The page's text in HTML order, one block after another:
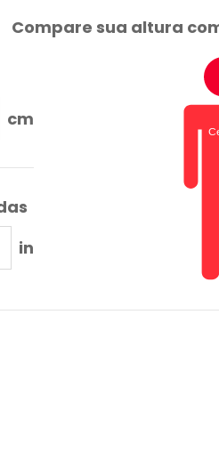
Compare sua altura
cm
in